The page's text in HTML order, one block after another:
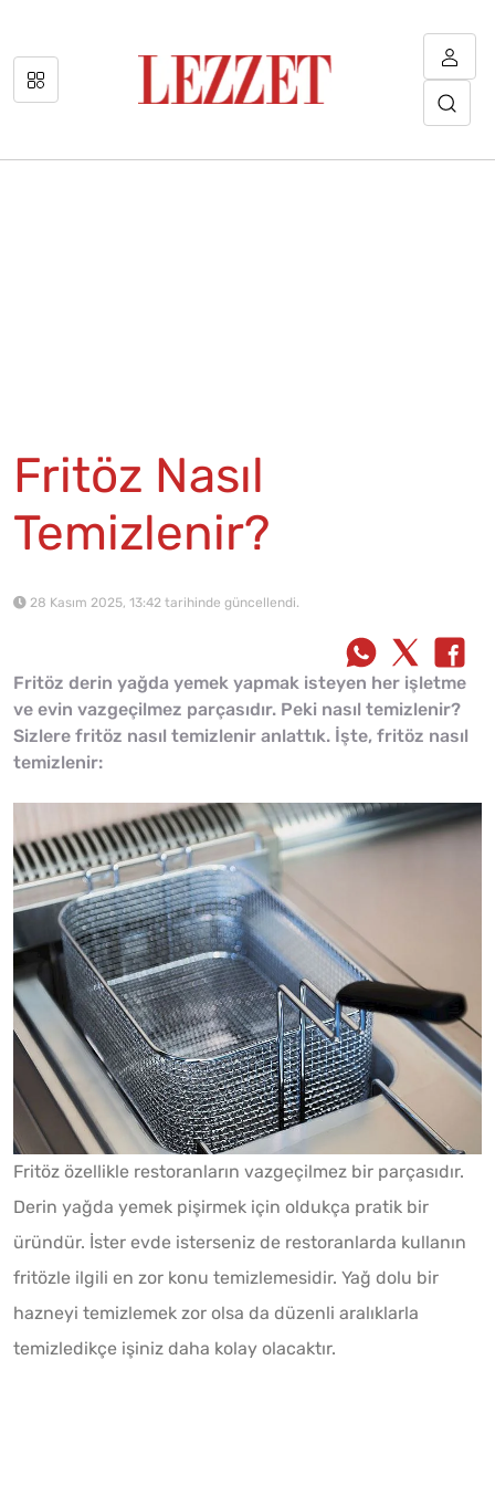
Fritöz Nasıl
Temizlenir?
28 Kasım 2025, 13:42 tarihinde güncellendi.
Fritöz derin yağda yemek yapmak isteyen her işletme
ve evin vazgeçilmez parçasıdır. Peki nasıl temizlenir?
Sizlere fritöz nasıl temizlenir anlattık. İşte, fritöz nasıl
temizlenir:
Fritöz özellikle restoranların vazgeçilmez bir parçasıdır.
Derin yağda yemek pişirmek için oldukça pratik bir
üründür. İster evde isterseniz de restoranlarda kullanın
fritözle ilgili en zor konu temizlemesidir. Yağ dolu bir
hazneyi temizlemek zor olsa da düzenli aralıklarla
temizledikçe işiniz daha kolay olacaktır.